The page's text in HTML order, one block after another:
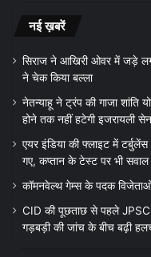
नई ख़बरें
सिराज ने आखिरी ओवर में जड़े
ने चेक किया बल्ला
नेतन्याहू ने ट्रंप की गाजा शांति
होने तक नहीं हटेगी इजरायली
एयर इंडिया की फ्लाइट में
गए, कप्तान के टेस्ट पर भी सवाल
कॉमनवेल्थ गेम्स के पदक
CID की पूछताछ से पहले JPSC
गड़बड़ी की जांच के बीच बढ़ी